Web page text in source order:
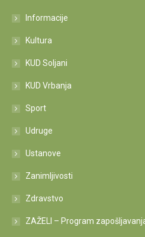
Informacije
Kultura
KUD Soljani
KUD Vrbanja
Sport
Udruge
Ustanove
Zanimljivosti
Zdravstvo
ZAŽELI – Program